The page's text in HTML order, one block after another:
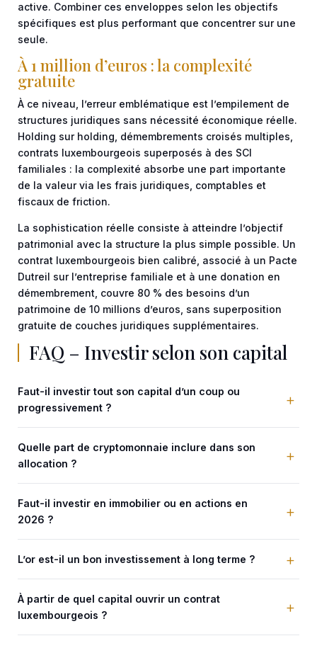
active. Combiner ces enveloppes selon les objectifs
spécifiques est plus performant que concentrer sur une
seule.
À 1 million d’euros : la complexité
gratuite
À ce niveau, l’erreur emblématique est l’empilement de
structures juridiques sans nécessité économique réelle.
Holding sur holding, démembrements croisés multiples,
contrats luxembourgeois superposés à des SCI
familiales : la complexité absorbe une part importante
de la valeur via les frais juridiques, comptables et
fiscaux de friction.
La sophistication réelle consiste à atteindre l’objectif
patrimonial avec la structure la plus simple possible. Un
contrat luxembourgeois bien calibré, associé à un Pacte
Dutreil sur l’entreprise familiale et à une donation en
démembrement, couvre 80 % des besoins d’un
patrimoine de 10 millions d’euros, sans superposition
gratuite de couches juridiques supplémentaires.
FAQ – Investir selon son capital
Faut-il investir tout son capital d’un coup ou
progressivement ?
Quelle part de cryptomonnaie inclure dans son
allocation ?
Faut-il investir en immobilier ou en actions en
2026 ?
L’or est-il un bon investissement à long terme ?
À partir de quel capital ouvrir un contrat
luxembourgeois ?